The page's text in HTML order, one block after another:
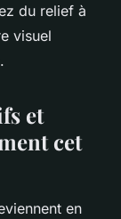
du relief à
visuel
et
cet
en